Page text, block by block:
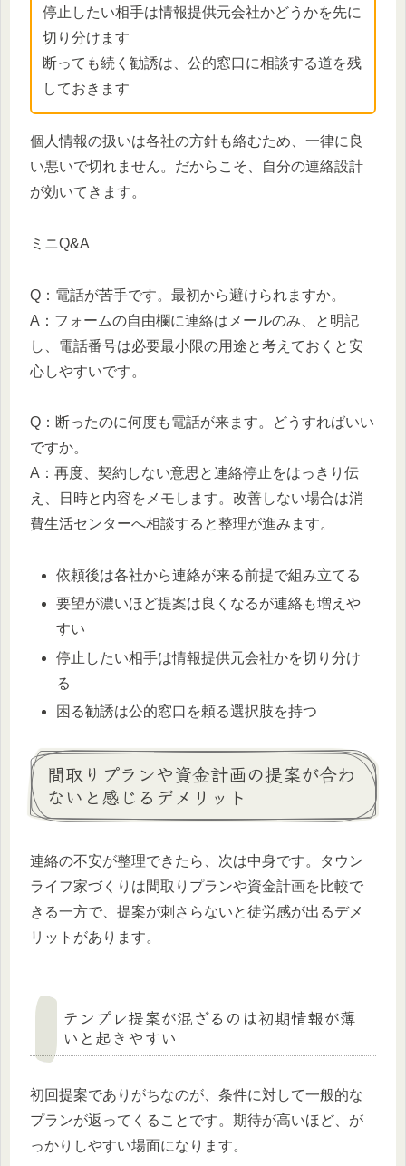
停止したい相手は情報提供元会社かどうかを先に
切り分けます
断っても続く勧誘は、公的窓口に相談する道を残
しておきます
個人情報の扱いは各社の方針も絡むため、一律に良
い悪いで切れません。だからこそ、自分の連絡設計
が効いてきます。
ミニQ&A
Q：電話が苦手です。最初から避けられますか。
A：フォームの自由欄に連絡はメールのみ、と明記
し、電話番号は必要最小限の用途と考えておくと安
心しやすいです。
Q：断ったのに何度も電話が来ます。どうすればいい
ですか。
A：再度、契約しない意思と連絡停止をはっきり伝
え、日時と内容をメモします。改善しない場合は消
費生活センターへ相談すると整理が進みます。
依頼後は各社から連絡が来る前提で組み立てる
要望が濃いほど提案は良くなるが連絡も増えや
すい
停止したい相手は情報提供元会社かを切り分け
る
困る勧誘は公的窓口を頼る選択肢を持つ
間取りプランや資金計画の提案が合わ
ないと感じるデメリット
連絡の不安が整理できたら、次は中身です。タウン
ライフ家づくりは間取りプランや資金計画を比較で
きる一方で、提案が刺さらないと徒労感が出るデメ
リットがあります。
テンプレ提案が混ざるのは初期情報が薄
いと起きやすい
初回提案でありがちなのが、条件に対して一般的な
プランが返ってくることです。期待が高いほど、が
っかりしやすい場面になります。